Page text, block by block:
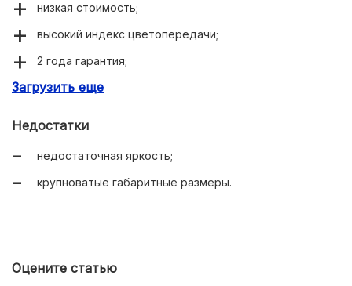
низкая стоимость;
высокий индекс цветопередачи;
2 года гарантия;
аккуратная сборка.
Загрузить еще
Недостатки
недостаточная яркость;
крупноватые габаритные размеры.
Оцените статью